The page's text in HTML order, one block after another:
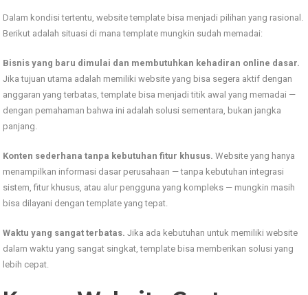
Dalam kondisi tertentu, website template bisa menjadi pilihan yang rasional.
Berikut adalah situasi di mana template mungkin sudah memadai:
Bisnis yang baru dimulai dan membutuhkan kehadiran online dasar.
Jika tujuan utama adalah memiliki website yang bisa segera aktif dengan
anggaran yang terbatas, template bisa menjadi titik awal yang memadai —
dengan pemahaman bahwa ini adalah solusi sementara, bukan jangka
panjang.
Konten sederhana tanpa kebutuhan fitur khusus. Website yang hanya
menampilkan informasi dasar perusahaan — tanpa kebutuhan integrasi
sistem, fitur khusus, atau alur pengguna yang kompleks — mungkin masih
bisa dilayani dengan template yang tepat.
Waktu yang sangat terbatas. Jika ada kebutuhan untuk memiliki website
dalam waktu yang sangat singkat, template bisa memberikan solusi yang
lebih cepat.